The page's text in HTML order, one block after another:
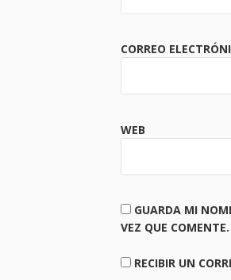
CORREO
WEB
GUARDA MI
VEZ QUE COMENTE.
RECIBIR UN